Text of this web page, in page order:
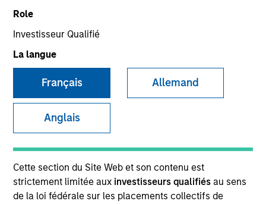
Role
Investisseur Qualifié
La langue
Français Allemand
Anglais
Cette section du Site Web et son contenu est
strictement limitée aux investisseurs qualifiésau sens
de la loi fédérale sur les placements collectifs de